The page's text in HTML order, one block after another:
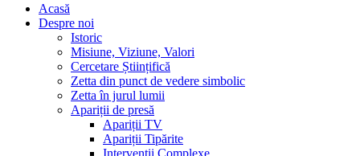
Acasă
Despre noi
Istoric
Misiune, Viziune, Valori
Cercetare Științifică
Zetta din punct de vedere simbolic
Zetta în jurul lumii
Apariții de presă
Apariții TV
Apariții Tipărite
Intervenții Complexe